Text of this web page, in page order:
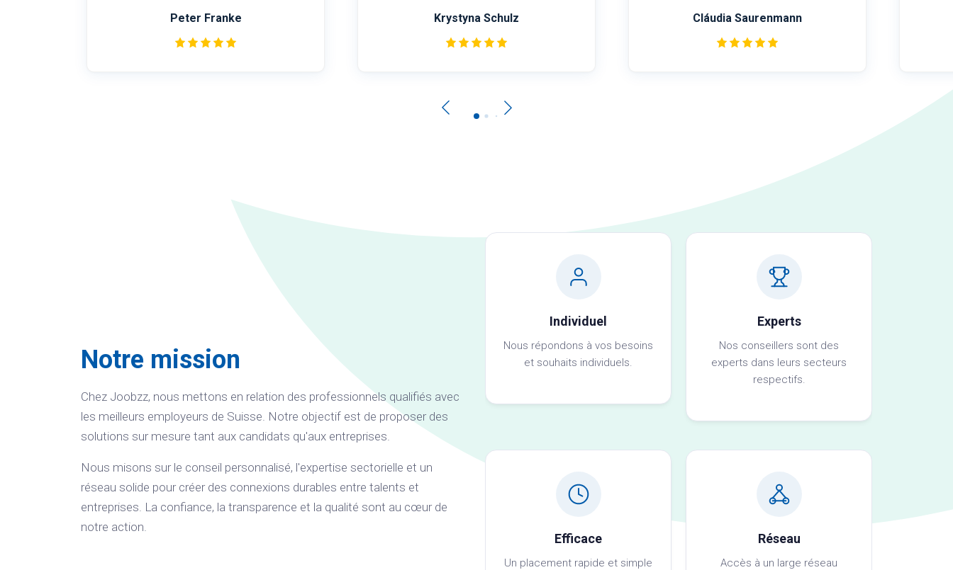
Krystyna Schulz Cláudia Saurenmann Aischa Bekhit
Notre mission
Chez Joobzz, nous mettons en relation des professionnels qualifiés avec
les meilleurs employeurs de Suisse. Notre objectif est de proposer des
solutions sur mesure tant aux candidats qu'aux entreprises.
Nous misons sur le conseil personnalisé, l'expertise sectorielle et un
réseau solide pour créer des connexions durables entre talents et
entreprises. La confiance, la transparence et la qualité sont au cœur de
notre action.
Individuel
Nous répondons à vos besoins
et souhaits individuels.
Experts
Nos conseillers sont des
experts dans leurs secteurs
respectifs.
Efficace
Un placement rapide et simple
Réseau
Accès à un large réseau